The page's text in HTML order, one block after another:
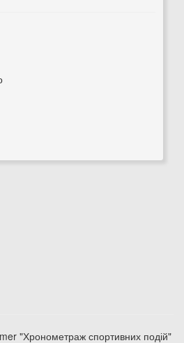
"Хронометраж спортивних подій"